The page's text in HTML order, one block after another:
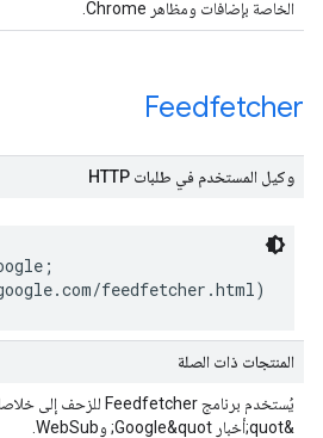
الخاصة بإضافات ومظاهر Chrome.
Feedfetcher
وكيل المستخدم في طلبات HTTP
feedfetcher.html)
المنتجات ذات الصلة
&quot;أخبار Google&quot; وWebSub.